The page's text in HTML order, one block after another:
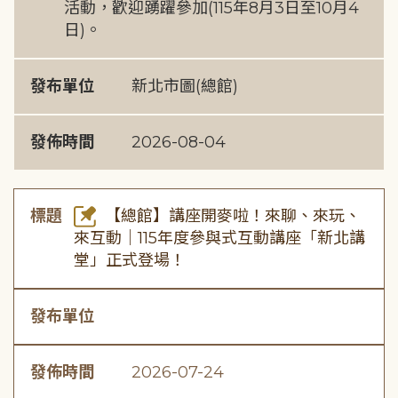
活動，歡迎踴躍參加(115年8月3日至10月4
日)。
發布單位 新北市圖(總館)
發佈時間 2026-08-04
標題
【總館】講座開麥啦！來聊、來玩、
來互動｜115年度參與式互動講座「新北講
堂」正式登場！
發布單位
發佈時間 2026-07-24